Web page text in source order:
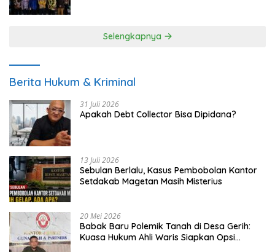
Selengkapnya
Berita Hukum & Kriminal
31 Juli 2026
Apakah Debt Collector Bisa Dipidana?
13 Juli 2026
Sebulan Berlalu, Kasus Pembobolan Kantor
Setdakab Magetan Masih Misterius
20 Mei 2026
Babak Baru Polemik Tanah di Desa Gerih:
Kuasa Hukum Ahli Waris Siapkan Opsi